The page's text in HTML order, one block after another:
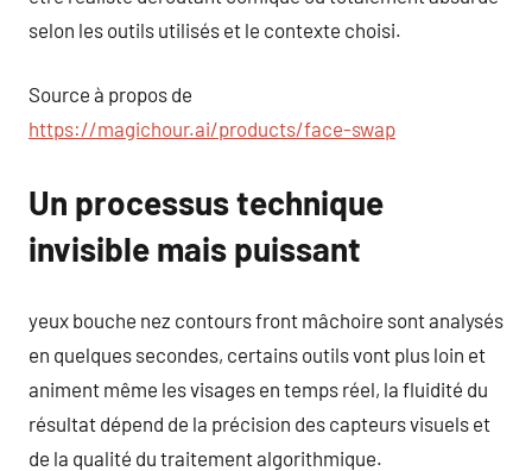
selon les outils utilisés et le contexte choisi.
Source à propos de
https://magichour.ai/products/face-swap
Un processus technique
invisible mais puissant
yeux bouche nez contours front mâchoire sont analysés
en quelques secondes, certains outils vont plus loin et
animent même les visages en temps réel, la fluidité du
résultat dépend de la précision des capteurs visuels et
de la qualité du traitement algorithmique.